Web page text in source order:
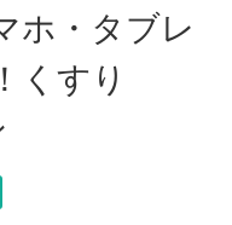
ホ・タブレ
くすり